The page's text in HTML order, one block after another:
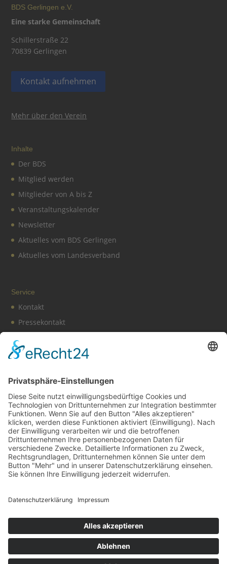
BDS Gerlingen e.V.
Eine starke Gemeinschaft
Schillerstraße 22
70839 Gerlingen
Kontakt aufnehmen
Mehr über den Verein
Inhalte
Der BDS
Mitglied werden
Mitglieder von A bis Z
Veranstaltungskalender
Newsletter
Aktuelles vom BDS Gerlingen
Aktuelles vom Landesverband
Service
Kontakt
Pressekontakt
Impressum
Cookie-Einstellungen
BDS News – immer aktuell
Melden Sie sich zu unseremNewsletteran und verpassen
Sie keine aktuellen Tipps mehr rund um unsere Aktionen,
wie z. B. verkaufsoffene Sonntage, After-Work-Parties und
das aktuelle Unternehmer-Geschehen in Gerlingen!